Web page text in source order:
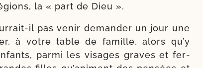
la « part de Dieu ».
​il pas venir deman­der un jour une
à votre table de famille, alors qu’y
par­mi les visages graves et fer­